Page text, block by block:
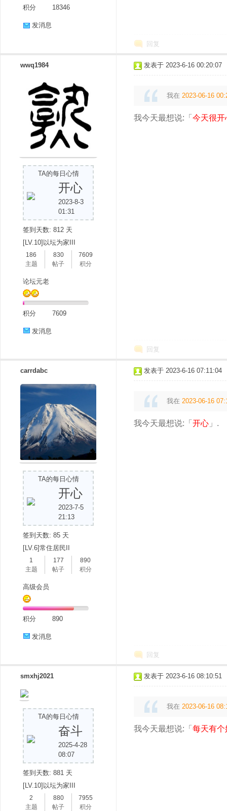
积分 18346
发消息
回复
wwq1984
TA的每日心情
开心
2023-8-3
01:31
签到天数: 812 天
[LV.10]以坛为家III
186
主题
830
帖子
7609
积分
论坛元老
积分 7609
发消息
发表于 2023-6-16 00:20:07
我在 2023-06-16
我今天最想说:「 今天很开
回复
carrdabc
TA的每日心情
开心
2023-7-5
21:13
签到天数: 85 天
[LV.6]常住居民II
1
主题
177
帖子
890
积分
高级会员
积分 890
发消息
发表于 2023-6-16 07:11:04
我在 2023-06-16
我今天最想说:「 开心 」.
回复
smxhj2021
TA的每日心情
奋斗
2025-4-28
08:07
签到天数: 881 天
[LV.10]以坛为家III
2
主题
880
帖子
7955
积分
发表于 2023-6-16 08:10:51
我在 2023-06-16
我今天最想说:「 每天有个